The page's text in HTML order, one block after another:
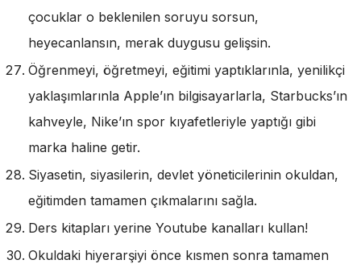
çocuklar o beklenilen soruyu sorsun,
heyecanlansın, merak duygusu gelişsin.
Öğrenmeyi, öğretmeyi, eğitimi yaptıklarınla, yenilikçi
yaklaşımlarınla Apple’ın bilgisayarlarla, Starbucks’ın
kahveyle, Nike’ın spor kıyafetleriyle yaptığı gibi
marka haline getir.
Siyasetin, siyasilerin, devlet yöneticilerinin okuldan,
eğitimden tamamen çıkmalarını sağla.
Ders kitapları yerine Youtube kanalları kullan!
Okuldaki hiyerarşiyi önce kısmen sonra tamamen